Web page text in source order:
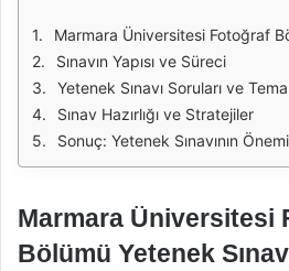
Marmara Üniversitesi Fotoğraf Bölümü
Sınavın Yapısı ve Süreci
Yetenek Sınavı Soruları ve
Sınav Hazırlığı ve Stratejiler
Sonuç: Yetenek Sınavının Önemi
Marmara Üniversitesi
Bölümü Yetenek